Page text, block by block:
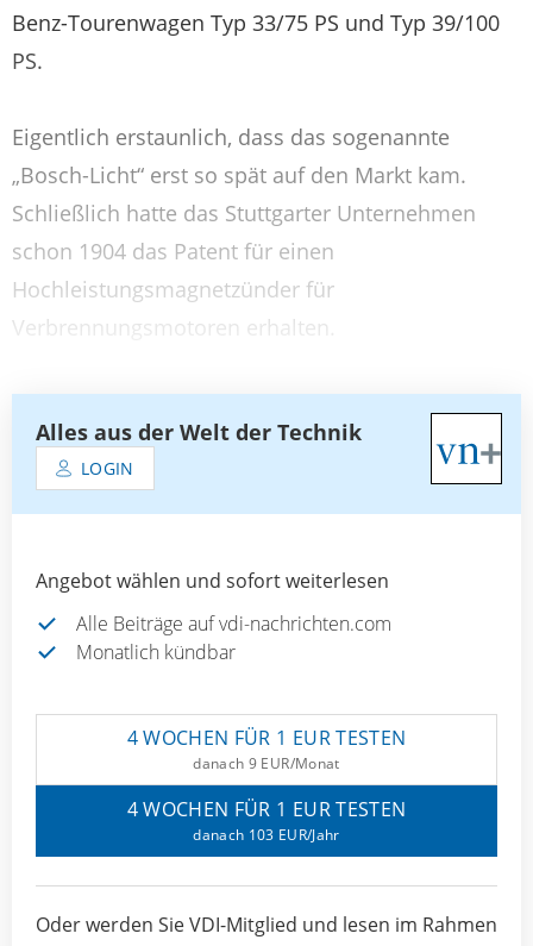
Benz-Tourenwagen Typ 33/75 PS und Typ 39/100
PS.
Eigentlich erstaunlich, dass das sogenannte
„Bosch-Licht“ erst so spät auf den Markt kam.
Schließlich hatte das Stuttgarter Unternehmen
schon 1904 das Patent für einen
Hochleistungsmagnetzünder für
Verbrennungsmotoren erhalten.
Alles aus der Welt der Technik
LOGIN
Angebot wählen und sofort weiterlesen
Alle Beiträge auf vdi-nachrichten.com
Monatlich kündbar
4 WOCHEN FÜR 1 EUR TESTEN
danach 9 EUR/Monat
4 WOCHEN FÜR 1 EUR TESTEN
danach 103 EUR/Jahr
Oder werden Sie VDI-Mitglied und lesen im Rahmen